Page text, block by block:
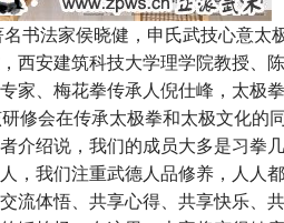
书法家侯晓健，申氏武技心意太
西安建筑科技大学理学院教授、
家、梅花拳传承人倪仕峰，太极
修会在传承太极拳和太极文化的
介绍说，我们的成员大多是习拳
，我们注重武德人品修养，人人
流体悟、共享心得、共享快乐、